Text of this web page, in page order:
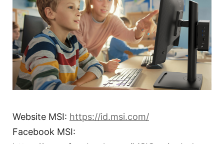
Website MSI: https://id.msi.com/
Facebook MSI: